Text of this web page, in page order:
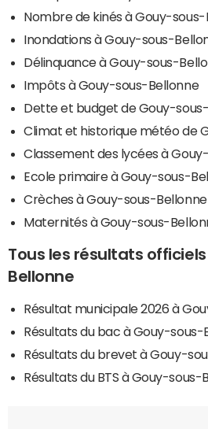
Nombre de kinés à Gouy-sous-
Inondations à Gouy-sous-
Délinquance à Gouy-sous-
Impôts à Gouy-sous-Bellonne
Dette et budget de Gouy-
Climat et historique météo de
Classement des lycées à
Ecole primaire à Gouy-sous-
Crèches à Gouy-sous-Bellonne
Maternités à Gouy-sous-
Tous les résultats
Bellonne
Résultat municipale 2026 à
Résultats du bac à Gouy-sous-
Résultats du brevet à Gouy-
Résultats du BTS à Gouy-sous-